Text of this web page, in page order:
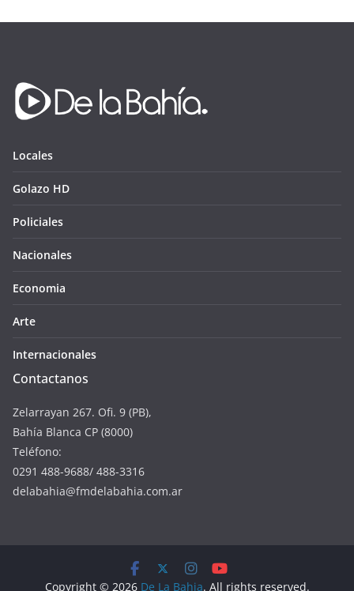
Locales
Golazo HD
Policiales
Nacionales
Economia
Arte
Internacionales
Contactanos
Zelarrayan 267. Ofi. 9 (PB),
Bahía Blanca CP (8000)
Teléfono:
0291 488-9688/ 488-3316
delabahia@fmdelabahia.com.ar
Copyright © 2026 De La Bahia. All rights reserved.